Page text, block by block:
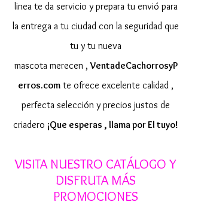
linea te da servicio y prepara tu envió para
la entrega a tu ciudad con la seguridad que
tu y tu nueva
mascota merecen ,VentadeCachorrosyP
erros.com te ofrece excelente calidad ,
perfecta selección y precios justos de
criadero ¡Que esperas , llama por El tuyo!
VISITA NUESTRO CATÁLOGO Y
DISFRUTA MÁS
PROMOCIONES